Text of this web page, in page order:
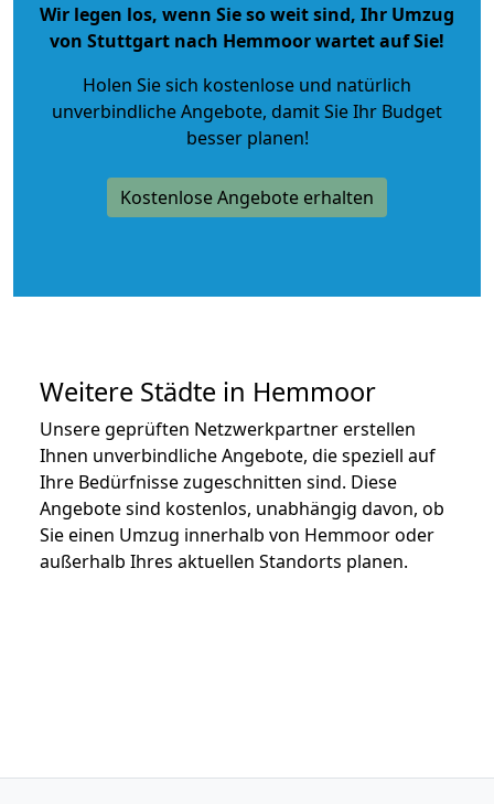
Wir legen los, wenn Sie so weit sind, Ihr Umzug
von Stuttgart nach Hemmoor wartet auf Sie!
Holen Sie sich kostenlose und natürlich
unverbindliche Angebote, damit Sie Ihr Budget
besser planen!
Kostenlose Angebote erhalten
Weitere Städte in Hemmoor
Unsere geprüften Netzwerkpartner erstellen
Ihnen unverbindliche Angebote, die speziell auf
Ihre Bedürfnisse zugeschnitten sind. Diese
Angebote sind kostenlos, unabhängig davon, ob
Sie einen Umzug innerhalb von Hemmoor oder
außerhalb Ihres aktuellen Standorts planen.